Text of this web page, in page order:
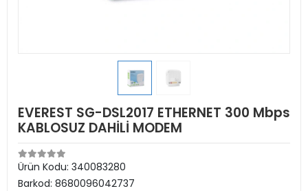
EVEREST SG-DSL2017 ETHERNET 300 Mbps
KABLOSUZ DAHİLİ MODEM
Ürün Kodu: 340083280
Barkod: 8680096042737